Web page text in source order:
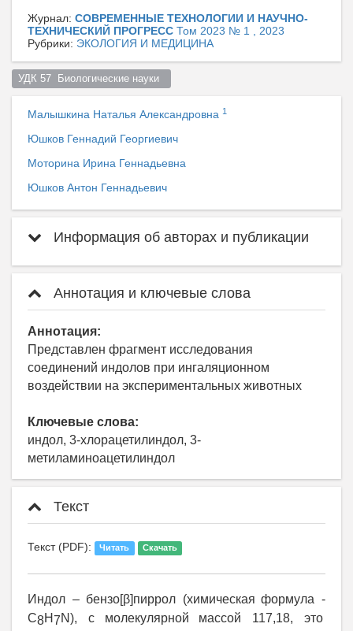
Журнал: СОВРЕМЕННЫЕ ТЕХНОЛОГИИ И НАУЧНО-
ТЕХНИЧЕСКИЙ ПРОГРЕСС Том 2023 № 1 , 2023
Рубрики: ЭКОЛОГИЯ И МЕДИЦИНА
УДК 57  Биологические науки
Малышкина Наталья Александровна 1
Юшков Геннадий Георгиевич
Моторина Ирина Геннадьевна
Юшков Антон Геннадьевич
Информация об авторах и публикации
Аннотация и ключевые слова
Аннотация:
Представлен фрагмент исследования
соединений индолов при ингаляционном
воздействии на экспериментальных животных
Ключевые слова:
индол, 3-хлорацетилиндол, 3-
метиламиноацетилиндол
Текст
Текст (PDF): Читать Скачать
Индол – бензо[β]пиррол (химическая формула -
С8Н7N), с молекулярной массой 117,18,это